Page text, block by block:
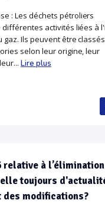
: Les déchets pétroliers
activités liées à
gaz. Ils peuvent être
selon leur origine, leur
Lire plus
relative à
toujours
modifications?